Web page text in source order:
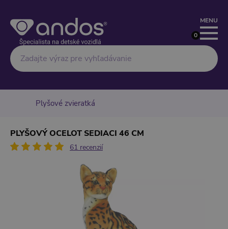
MENU
Hľadať
0
Plyšové zvieratká
PLYŠOVÝ OCELOT SEDIACI 46 CM
61 recenzií